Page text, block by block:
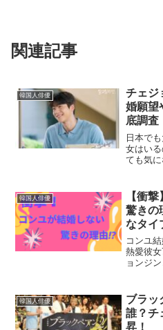
関連記事
韓国人俳優
チェジ
婚願望
底調査
日本で
女はい
ても気に
韓国人俳優
【衝
驚きの
なタイ
コンユ
熱愛彼
ョンジ
イプや
韓国人俳優
ブラッ
誰？チ
昇！